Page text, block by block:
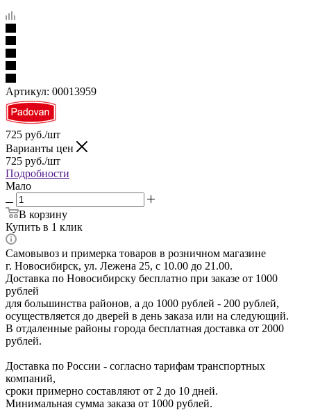
Артикул: 00013959
725 руб./шт
Варианты цен
725 руб./шт
Подробности
Мало
В корзину
Купить в 1 клик
Самовывоз и примерка товаров в розничном магазине
г. Новосибирск, ул. Лежена 25, с 10.00 до 21.00.
Доставка по Новосибирску бесплатно при заказе от 1000
рублей
для большинства районов, а до 1000 рублей - 200 рублей,
осуществляется до дверей в день заказа или на следующий.
В отдаленные районы города бесплатная доставка от 2000
рублей.
Доставка по России - согласно тарифам транспортных
компаний,
сроки примерно составляют от 2 до 10 дней.
Минимальная сумма заказа от 1000 рублей.